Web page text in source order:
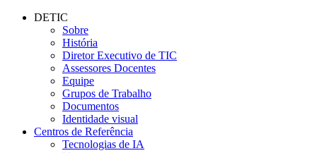
Conteúdo principal
DETIC
Sobre
História
Diretor Executivo de TIC
Assessores Docentes
Equipe
Grupos de Trabalho
Documentos
Identidade visual
Centros de Referência
Tecnologias de IA